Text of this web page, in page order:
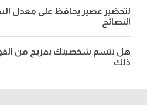
لتحضير عصير يحافظ على معدل
النصائح
هل تتسم شخصيتك بمزيج من
ذلك